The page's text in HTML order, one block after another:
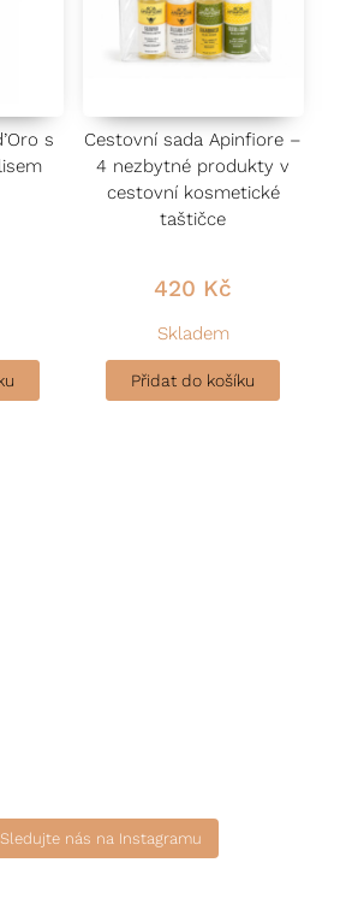
s
Cestovní sada Apinfiore –
4 nezbytné produkty v
cestovní kosmetické
taštičce
420 Kč
Skladem
Přidat do košíku
Sledujte nás na Instagramu